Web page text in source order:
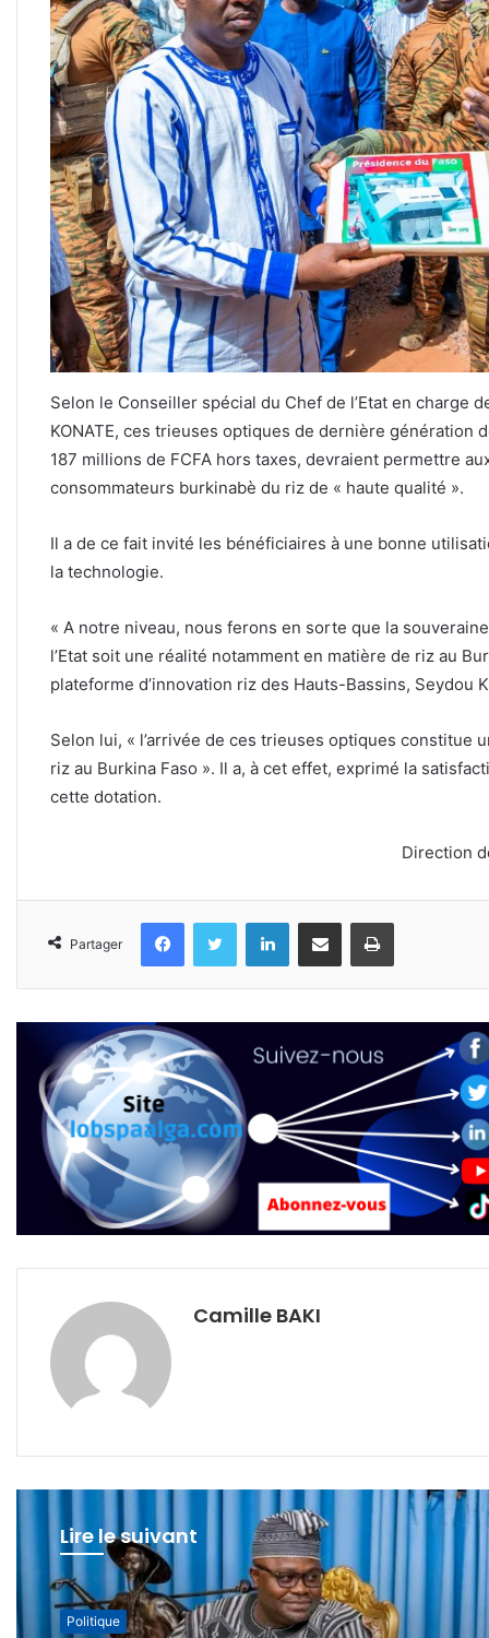
Selon le Conseiller spécial du Chef de l’Etat en charge
KONATE, ces trieuses optiques de dernière génération
187 millions de FCFA hors taxes, devraient permettre
consommateurs burkinabè du riz de « haute qualité ».
Il a de ce fait invité les bénéficiaires à une bonne
la technologie.
« A notre niveau, nous ferons en sorte que la
l’Etat soit une réalité notamment en matière de riz au
plateforme d’innovation riz des Hauts-Bassins, Seydou
Selon lui, « l’arrivée de ces trieuses optiques constitue
riz au Burkina Faso ». Il a, à cet effet, exprimé la
cette dotation.
Direction
Partager
FacebookTwitter LinkedinPartager par email Imprimer
Camille BAKI
Lire le suivant
Politique